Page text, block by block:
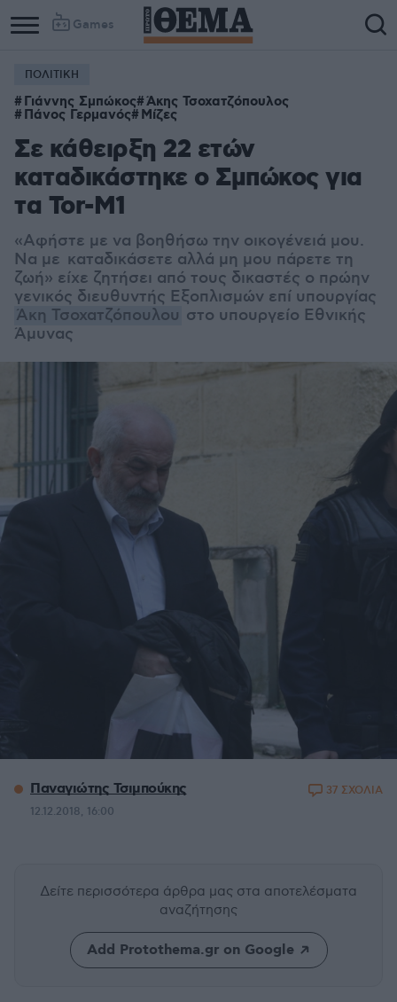
Games
ΠΟΛΙΤΙΚΗ
Γιάννης Σμπώκος Άκης Τσοχατζόπουλος
Πάνος Γερμανός Μίζες
Σε κάθειρξη 22 ετών
καταδικάστηκε ο Σμπώκος για
τα Tor-M1
«Αφήστε με να βοηθήσω την οικογένειά μου.
Να με καταδικάσετε αλλά μη μου πάρετε τη
ζωή» είχε ζητήσει από τους δικαστές ο πρώην
γενικός διευθυντής Εξοπλισμών επί υπουργίας
Άκη Τσοχατζόπουλου στο υπουργείο Εθνικής
Άμυνας
Παναγιώτης Τσιμπούκης
12.12.2018, 16:00
37 ΣΧΟΛΙΑ
Δείτε περισσότερα άρθρα μας στα αποτελέσματα
αναζήτησης
Add Protothema.gr on Google